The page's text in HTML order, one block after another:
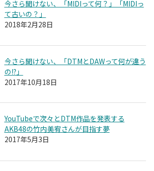
今さら聞けない、「MIDIって何？」「MIDIっ
て古いの？」
2018年2月28日
今さら聞けない、「DTMとDAWって何が違う
の!?」
2017年10月18日
YouTubeで次々とDTM作品を発表する
AKB48の竹内美宥さんが目指す夢
2017年5月3日